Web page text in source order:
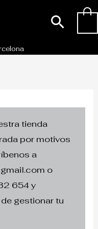
tienda
por motivos
a
o
654 y
gestionar tu